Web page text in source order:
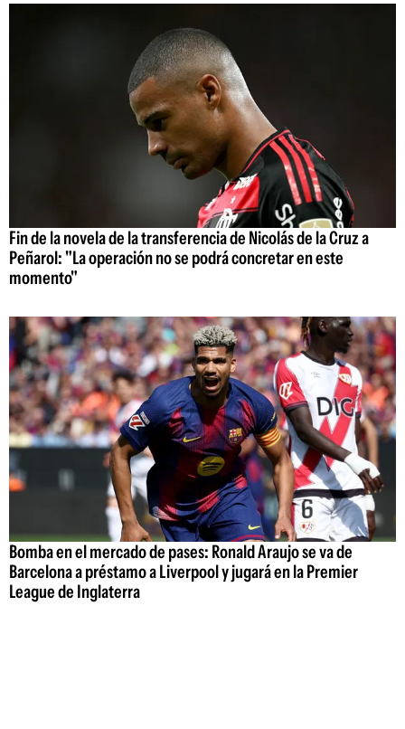
Fin de la novela de la transferencia de Nicolás de la Cruz a
Peñarol: "La operación no se podrá concretar en este
momento"
Bomba en el mercado de pases: Ronald Araujo se va de
Barcelona a préstamo a Liverpool y jugará en la Premier
League de Inglaterra